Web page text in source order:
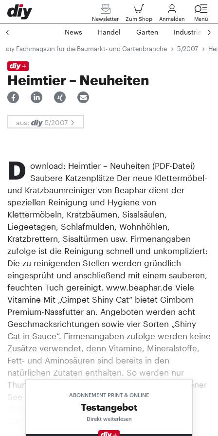
Newsletter Zum Shop Anmelden Menü
News Handel Garten Industrie
diy Fachmagazin für die Baumarkt- und Gartenbranche 5/2007
Heimtier – Neuheiten
aus: 5/2007
ABONNEMENT PRINT & ONLINE
Testangebot
Direkt weiterlesen
D ownload: Heimtier – Neuheiten (PDF-Datei)
Saubere Katzenplätze Der neue Klettermöbel-
und Kratzbaumreiniger von Beaphar dient der
speziellen Reinigung und Hygiene von
Klettermöbeln, Kratzbäumen, Sisalsäulen,
Liegeetagen, Schlafmulden, Wohnhöhlen,
Kratzbrettern, Sisaltürmen usw. Firmenangaben
zufolge ist die Reinigung schnell und unkompliziert:
Die zu reinigenden Stellen werden gründlich
eingesprüht und anschließend mit einem sauberen,
feuchten Tuch gereinigt. www.beaphar.de Viele
Vitamine Mit „Gimpet Shiny Cat“ bietet Gimborn
Premium-Nassfutter an. Angeboten werden acht
Geschmacksrichtungen sowie vier Sorten „Shiny
Cat in Sauce“. Firmenangaben zufolge werden keine
Zusätze verwendet, denn Vitamine, Mineralstoffe,
Fett- und Aminosäuren sind bereits in den
natürlichen Zutaten enthalten. So werden nur
Thunfisch und Garnelen verarbeitet, die auf offener
See gefangen wurden. Und das Hühnerfleisch
stammt aus Betrieben mit Bodenhaltung. „Shiny
Cat“ wird mit zwei Dosen à 85 g in einer
Verpackung angebo- ten. Den natürlichen Abgang